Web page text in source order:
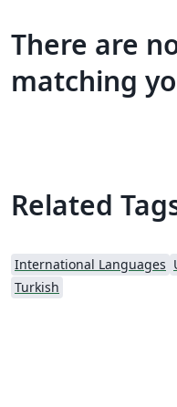
There are
matching
Related
International Languages
Turkish